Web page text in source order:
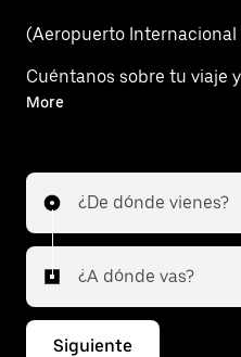
(Aeropuerto Internacional
Cuéntanos sobre tu viaje
son las mejores opciones
More
¿De dónde vienes?
¿A dónde vas?
Siguiente